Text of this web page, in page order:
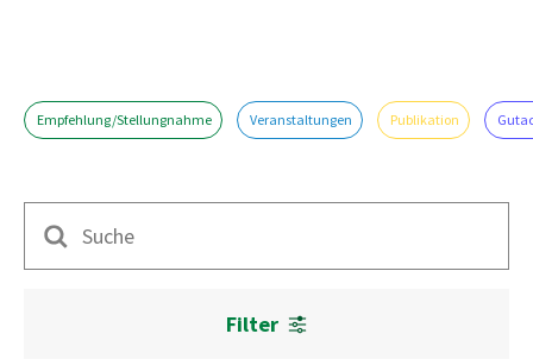
Empfehlung/Stellungnahme Veranstaltungen Publikation
Suche
Filter